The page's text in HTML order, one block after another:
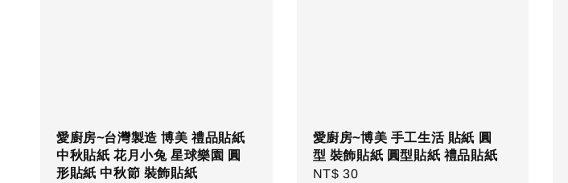
愛廚房~台灣製造 博美 禮品貼紙
中秋貼紙 花月小兔 星球樂園 圓
形貼紙 中秋節 裝飾貼紙
愛廚房~博美 手工生活 貼紙 圓
型 裝飾貼紙 圓型貼紙 禮品貼紙
Regular
NT$ 30